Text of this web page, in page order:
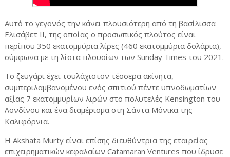
Αυτό το γεγονός την κάνει πλουσιότερη από τη βασίλισσα
Ελισάβετ II, της οποίας ο προσωπικός πλούτος είναι
περίπου 350 εκατομμύρια λίρες (460 εκατομμύρια δολάρια),
σύμφωνα με τη λίστα πλουσίων των Sunday Times του 2021.
Το ζευγάρι έχει τουλάχιστον τέσσερα ακίνητα,
συμπεριλαμβανομένου ενός σπιτιού πέντε υπνοδωματίων
αξίας 7 εκατομμυρίων λιρών στο πολυτελές Kensington του
Λονδίνου και ένα διαμέρισμα στη Σάντα Μόνικα της
Καλιφόρνια.
Η Akshata Murty είναι επίσης διευθύντρια της εταιρείας
επιχειρηματικών κεφαλαίων Catamaran Ventures που ίδρυσε